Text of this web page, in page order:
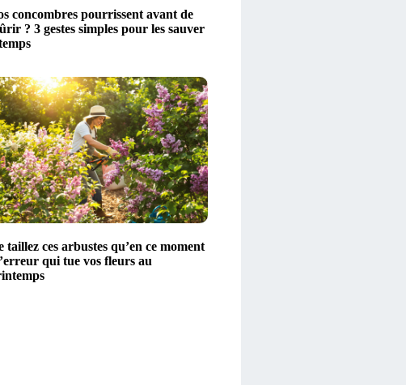
concombres pourrissent avant de
? 3 gestes simples pour les sauver
taillez ces arbustes qu’en ce moment
qui tue vos fleurs au